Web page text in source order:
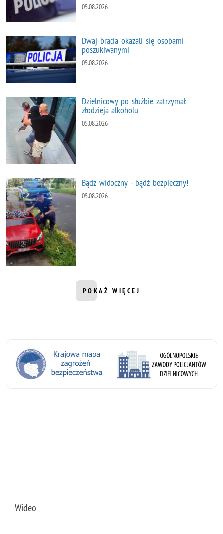
05.08.2026
Dwaj bracia okazali się osobami
poszukiwanymi
05.08.2026
Dzielnicowy po służbie zatrzymał
złodzieja alkoholu
05.08.2026
Bądź widoczny - bądź bezpieczny!
05.08.2026
POKAŻ WIĘCEJ
INFORMACJI Z DZIAŁU
Wideo